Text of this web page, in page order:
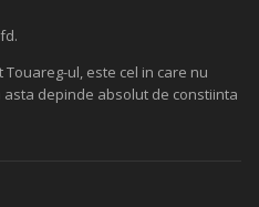
ul, este cel in care nu
depinde absolut de constiinta